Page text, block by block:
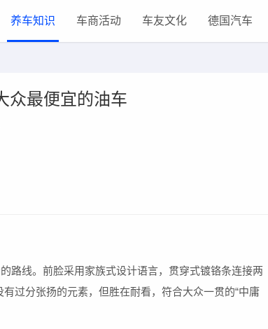
养车知识 车商活动 车友文化 德国汽车
众最便宜的油车
路线。前脸采用家族式设计语言，贯穿式镀铬条连接两
过分张扬的元素，但胜在耐看，符合大众一贯的“中庸